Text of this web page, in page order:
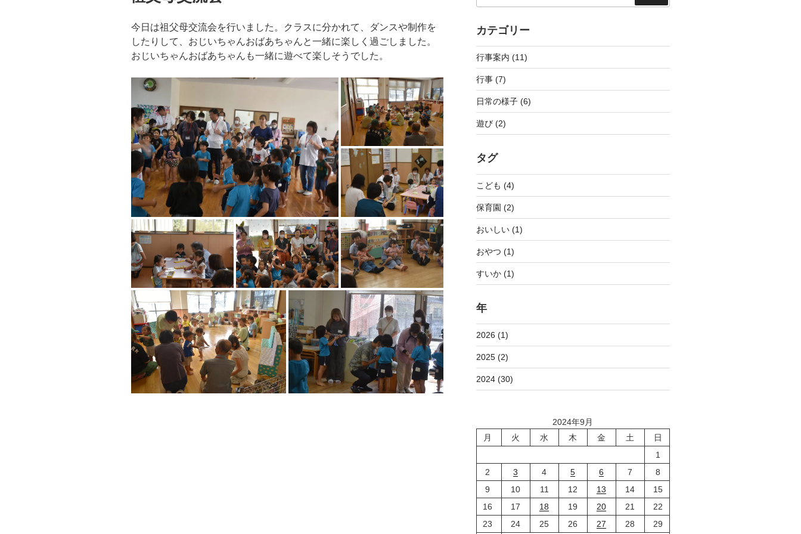
今日は祖父母交流会を行いました。クラスに分かれて、ダンスや制作を
したりして、おじいちゃんおばあちゃんと一緒に楽しく過ごしました。
おじいちゃんおばあちゃんも一緒に遊べて楽しそうでした。
索
カテゴリー
行事案内 (11)
行事 (7)
日常の様子 (6)
遊び (2)
タグ
こども (4)
保育園 (2)
おいしい (1)
おやつ (1)
すいか (1)
年
2026 (1)
2025 (2)
2024 (30)
2024年9月
月
火 水 木 金 土
日
1
2
3 4 5 6 7
8
9
10 11 12 13 14
15
16
17 18 19 20 21
22
23
24 25 26 27 28 29